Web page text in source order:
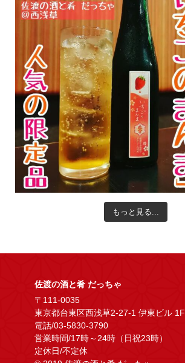
もっと見る...
佐渡の酒と肴 だっちゃ
〒111-0035
東京都台東区西浅草2-27-1 伊東ビル 1F
電話/03-5830-3790
営業時間/17時～24時（日祝23時）
定休日/不定休